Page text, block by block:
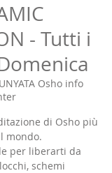
- Tutti i
Osho info
di Osho più
mondo.
per liberarti da
schemi